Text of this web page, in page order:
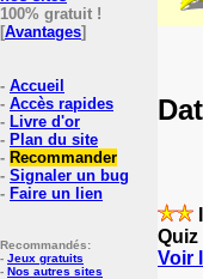
100% gratuit !
[Avantages]
- Accueil
- Accès rapides
- Livre d'or
- Plan du site
- Recommander
- Signaler un bug
- Faire un lien
Recommandés:
- Jeux gratuits
- Nos autres sites
Quiz
Voir